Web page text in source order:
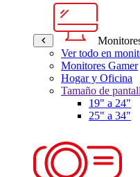
Ver todo en
Monitores Gamer
Hogar y Oficina
Tamaño de
19" a 24"
25" a 34"